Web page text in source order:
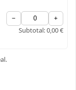
− +
Subtotal:0,00 €